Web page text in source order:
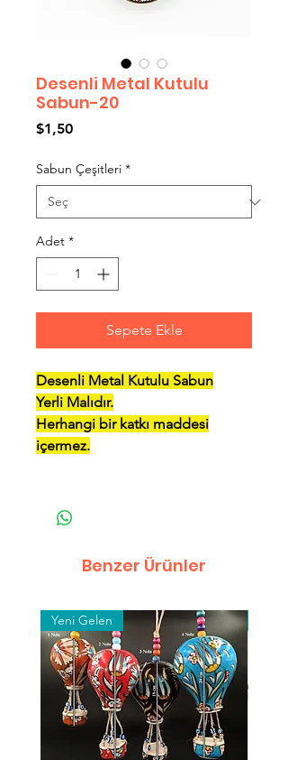
Desenli Metal Kutulu
Sabun-20
$1,50Fiyat
Sabun Çeşitleri *
Adet *
Sepete Ekle
Desenli Metal Kutulu Sabun
Yerli Malıdır.
Herhangi bir katkı maddesi
içermez.
Benzer Ürünler
Yeni Gelen